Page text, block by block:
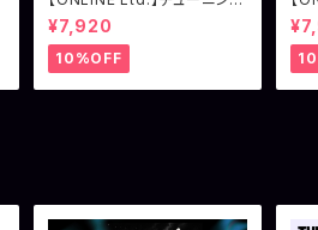
ラインローラー シマノ用 モ
スグリーン
¥7,920
10%OFF
ラ
ー